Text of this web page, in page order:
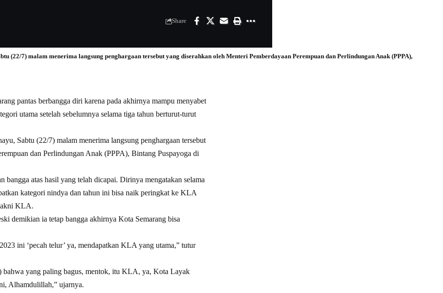
Share
(22/7) malam menerima langsung penghargaan tersebut yang diserahkan oleh Menteri Pemberdayaan Perempuan dan Perlindungan Anak (PPPA),
pantas berbangga diri karena pada akhirnya mampu menyabet
utama setelah sebelumnya selama tiga tahun berturut-turut
Sabtu (22/7) malam menerima langsung penghargaan tersebut
dan Perlindungan Anak (PPPA), Bintang Puspayoga di
bangga atas hasil yang telah dicapai. Dirinya mengatakan selama
kategori nindya dan tahun ini bisa naik peringkat ke KLA
KLA.
demikian ia tetap bangga akhirnya Kota Semarang bisa
ini ‘pecah telur’ ya, mendapatkan KLA yang utama,” tutur
yang paling bagus, mentok, itu KLA, ya, Kota Layak
Alhamdulillah,” ujarnya.